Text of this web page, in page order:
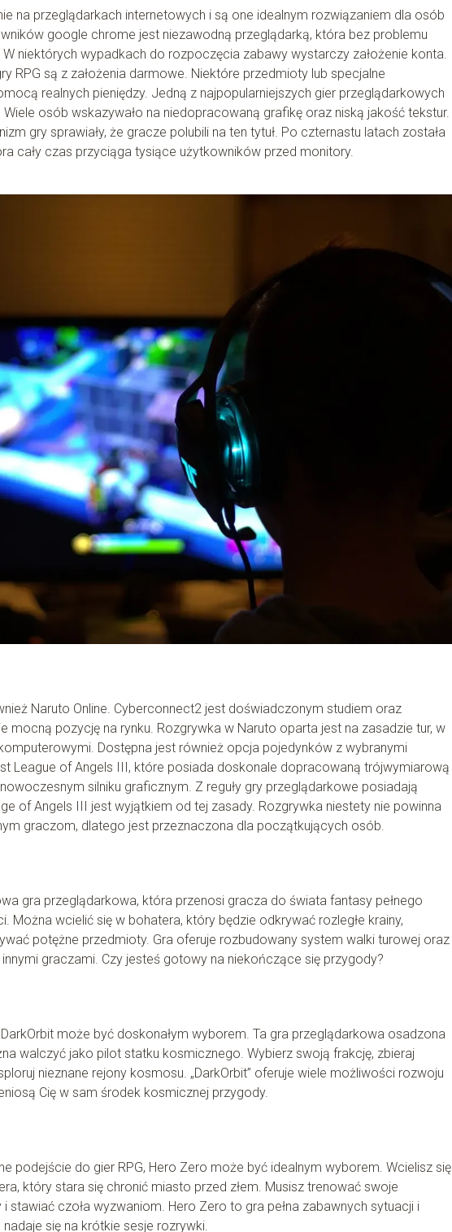
na przeglądarkach internetowych i są one idealnym rozwiązaniem dla osób
google chrome jest niezawodną przeglądarką, która bez problemu
niektórych wypadkach do rozpoczęcia zabawy wystarczy założenie konta.
RPG są z założenia darmowe. Niektóre przedmioty lub specjalne
realnych pieniędzy. Jedną z najpopularniejszych gier przeglądarkowych
osób wskazywało na niedopracowaną grafikę oraz niską jakość tekstur.
gry sprawiały, że gracze polubili na ten tytuł. Po czternastu latach została
cały czas przyciąga tysiące użytkowników przed monitory.
Naruto Online. Cyberconnect2 jest doświadczonym studiem oraz
mocną pozycję na rynku. Rozgrywka w Naruto oparta jest na zasadzie tur, w
Dostępna jest również opcja pojedynków z wybranymi
League of Angels III, które posiada doskonale dopracowaną trójwymiarową
silniku graficznym. Z reguły gry przeglądarkowe posiadają
of Angels III jest wyjątkiem od tej zasady. Rozgrywka niestety nie powinna
graczom, dlatego jest przeznaczona dla początkujących osób.
gra przeglądarkowa, która przenosi gracza do świata fantasy pełnego
Można wcielić się w bohatera, który będzie odkrywać rozległe krainy,
potężne przedmioty. Gra oferuje rozbudowany system walki turowej oraz
graczami. Czy jesteś gotowy na niekończące się przygody?
może być doskonałym wyborem. Ta gra przeglądarkowa osadzona
walczyć jako pilot statku kosmicznego. Wybierz swoją frakcję, zbieraj
nieznane rejony kosmosu. „DarkOrbit” oferuje wiele możliwości rozwoju
Cię w sam środek kosmicznej przygody.
podejście do gier RPG, Hero Zero może być idealnym wyborem. Wcielisz się
który stara się chronić miasto przed złem. Musisz trenować swoje
stawiać czoła wyzwaniom. Hero Zero to gra pełna zabawnych sytuacji i
się na krótkie sesje rozrywki.